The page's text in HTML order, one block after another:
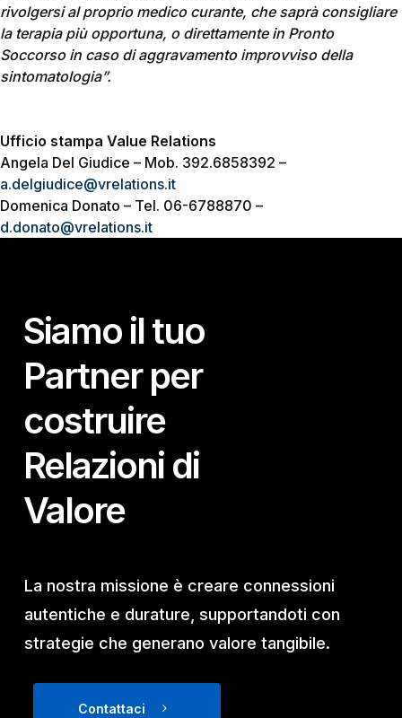
rivolgersi al proprio medico curante, che saprà consigliare
la terapia più opportuna, o direttamente in Pronto
Soccorso in caso di aggravamento improvviso della
sintomatologia”.
Ufficio stampa Value Relations
Angela Del Giudice – Mob. 392.6858392 –
a.delgiudice@vrelations.it
Domenica Donato – Tel. 06-6788870 –
d.donato@vrelations.it
Siamo il tuo
Partner per
costruire
Relazioni di
Valore
La nostra missione è creare connessioni
autentiche e durature, supportandoti con
strategie che generano valore tangibile.
Contattaci